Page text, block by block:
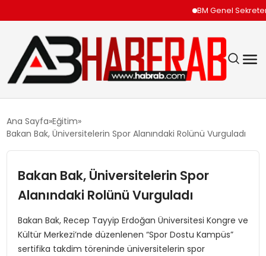
BM Genel Sekreteri
SIYASET
SPOR
Ana Sayfa Eğitim
Bakan Bak, Üniversitelerin Spor Alanındaki Rolünü Vurguladı
Bakan Bak, Üniversitelerin Spor
Alanındaki Rolünü Vurguladı
Bakan Bak, Recep Tayyip Erdoğan Üniversitesi Kongre ve
Kültür Merkezi’nde düzenlenen “Spor Dostu Kampüs”
sertifika takdim töreninde üniversitelerin spor